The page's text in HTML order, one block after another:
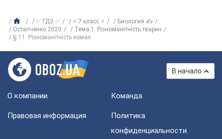
✅ ГДЗ ✅ ⚡ 7 класс ⚡
Биология ✍
Остапченко 2020
Тема 1. Різноманітність тварин
§ 11. Різноманітність комах
В начало
О компании Команда
Правовая информация
Политика
конфиденциальности